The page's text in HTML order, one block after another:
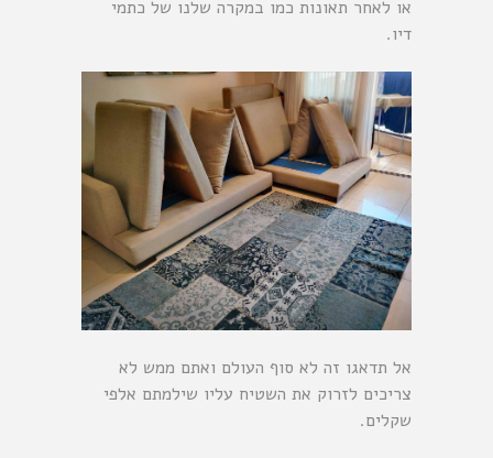
או לאחר תאונות כמו במקרה שלנו של כתמי
דיו.
אל תדאגו זה לא סוף העולם ואתם ממש לא
צריכים לזרוק את השטיח עליו שילמתם אלפי
שקלים.